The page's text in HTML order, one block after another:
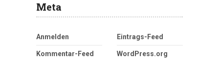
Meta
Anmelden Eintrags-Feed
Kommentar-Feed WordPress.org